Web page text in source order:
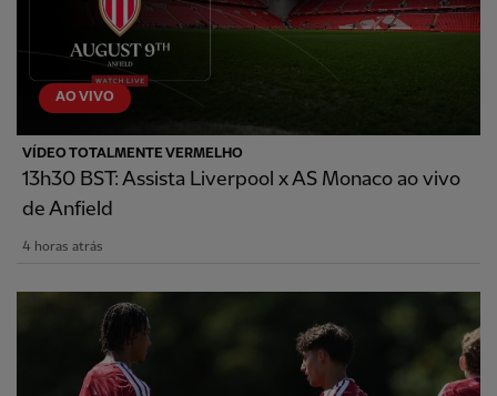
AO VIVO
VÍDEO TOTALMENTE VERMELHO
13h30 BST: Assista Liverpool x AS Monaco ao vivo
de Anfield
4 horas atrás